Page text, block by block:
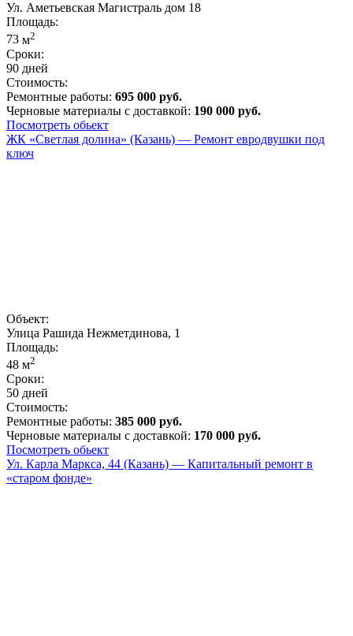
Ул. Аметьевская Магистраль дом 18
Площадь:
73 м2
Сроки:
90 дней
Стоимость:
Ремонтные работы: 695 000 руб.
Черновые материалы с доставкой: 190 000 руб.
Посмотреть обьект
ЖК «Светлая долина» (Казань) — Ремонт евродвушки под
ключ
Объект:
Улица Рашида Нежметдинова, 1
Площадь:
48 м2
Сроки:
50 дней
Стоимость:
Ремонтные работы: 385 000 руб.
Черновые материалы с доставкой: 170 000 руб.
Посмотреть обьект
Ул. Карла Маркса, 44 (Казань) — Капитальный ремонт в
«старом фонде»